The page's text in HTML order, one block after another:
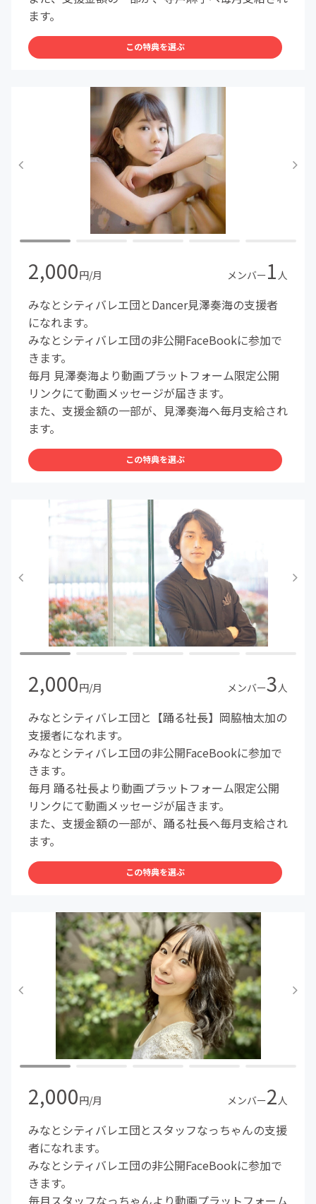
ます。
この特典を選ぶ
2,000円/月 メンバー1 人
みなとシティバレエ団とDancer見澤奏海の支援者
になれます。
みなとシティバレエ団の非公開FaceBookに参加で
きます。
毎月 見澤奏海より動画プラットフォーム限定公開
リンクにて動画メッセージが届きます。
また、支援金額の一部が、見澤奏海へ毎月支給され
ます。
この特典を選ぶ
2,000円/月 メンバー3人
みなとシティバレエ団と【踊る社長】岡脇柚太加の
支援者になれます。
みなとシティバレエ団の非公開FaceBookに参加で
きます。
毎月 踊る社長より動画プラットフォーム限定公開
リンクにて動画メッセージが届きます。
また、支援金額の一部が、踊る社長へ毎月支給され
ます。
この特典を選ぶ
2,000円/月 メンバー2人
みなとシティバレエ団とスタッフなっちゃんの支援
者になれます。
みなとシティバレエ団の非公開FaceBookに参加で
きます。
毎月スタッフなっちゃんより動画プラットフォーム